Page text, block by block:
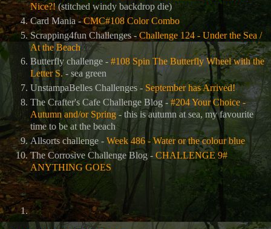
Nice?!(stitched windy backdrop die)
Card Mania -CMC#108 Color Combo
Scrapping4fun Challenges -Challenge 124 - Under the Sea /
At the Beach
Butterfly challenge - #108 Spin The Butterfly Wheel with the
Letter S.- sea green
UnstampaBelles Challenges - September has Arrived!
The Crafter's Cafe Challenge Blog - #204 Your Choice -
Autumn and/or Spring- this is autumn at sea, my favourite
time to be at the beach
Allsorts challenge - Week 486 - Water or the colour blue
The Corrosive Challenge Blog - CHALLENGE 9#
ANYTHING GOES